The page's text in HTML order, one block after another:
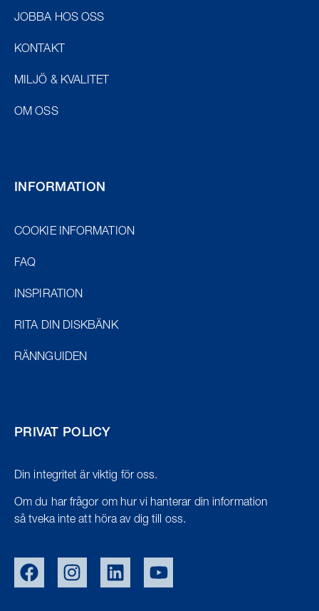
JOBBA HOS OSS
KONTAKT
MILJÖ & KVALITET
OM OSS
INFORMATION
COOKIE INFORMATION
FAQ
INSPIRATION
RITA DIN DISKBÄNK
RÄNNGUIDEN
PRIVAT POLICY
Din integritet är viktig för oss.
Om du har frågor om hur vi hanterar din information
så tveka inte att höra av dig till oss.